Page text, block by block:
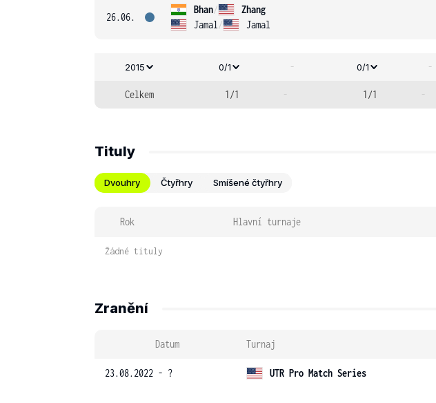
26.06.
Bhan/
Zhang
Jamal / Jamal
2015 0/1 - 0/1 -
Celkem 1/1 - 1/1 -
Tituly
Dvouhry Čtyřhry Smíšené čtyřhry
Rok Hlavní turnaje
Žádné tituly
Zranění
Datum Turnaj
23.08.2022 - ? UTR Pro Match Series